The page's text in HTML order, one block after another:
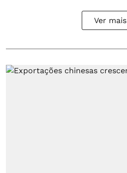
Ver mais